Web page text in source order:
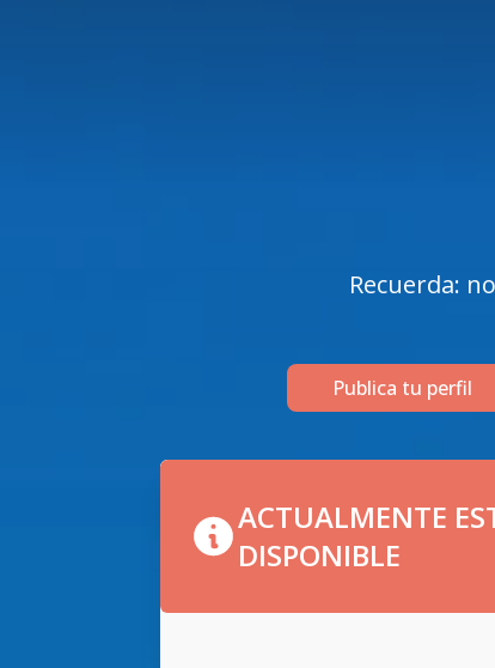
Recuerda:
Publica tu perfil
ACTUALMENTE
DISPONIBLE